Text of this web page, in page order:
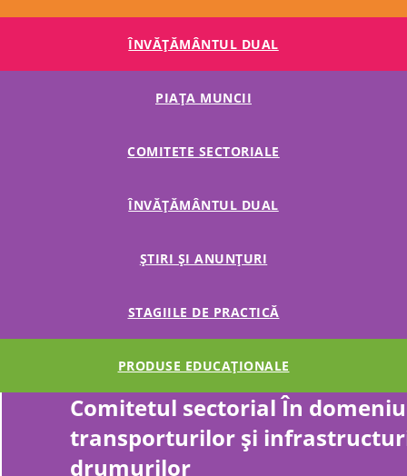
ÎNVĂŢĂMÂNTUL DUAL
PIAȚA MUNCII
COMITETE SECTORIALE
ÎNVĂȚĂMÂNTUL DUAL
ȘTIRI ȘI ANUNȚURI
STAGIILE DE PRACTICĂ
PRODUSE EDUCAȚIONALE
Comitetul sectorial În
transporturilor şi
drumurilor